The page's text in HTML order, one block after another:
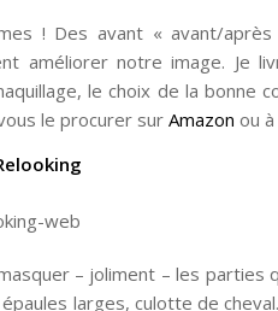
! Des avant « avant/après
améliorer notre image. Je
le choix de la bonne
le procurer surAmazon ou à
– joliment – les parties
larges, culotte de